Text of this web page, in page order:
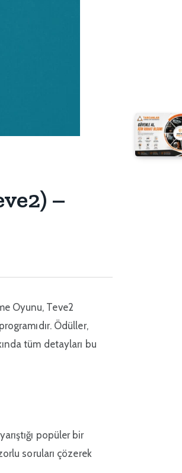
–
Oyunu, Teve2
Ödüller,
tüm detayları bu
popüler bir
soruları çözerek